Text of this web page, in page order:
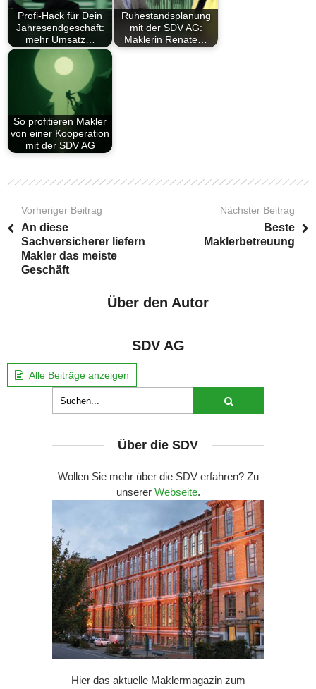
Profi-Hack für Dein
Jahresendgeschäft:
mehr Umsatz…
Ruhestandsplanung
mit der SDV AG:
Maklerin Renate…
So profitieren Makler
von einer Kooperation
mit der SDV AG
Vorheriger Beitrag
An diese
Sachversicherer liefern
Makler das meiste
Geschäft
Nächster Beitrag
Beste
Maklerbetreuung
Über den Autor
SDV AG
Alle Beiträge anzeigen
Über die SDV
Wollen Sie mehr über die SDV erfahren? Zu
unserer Webseite.
Hier das aktuelle Maklermagazin zum